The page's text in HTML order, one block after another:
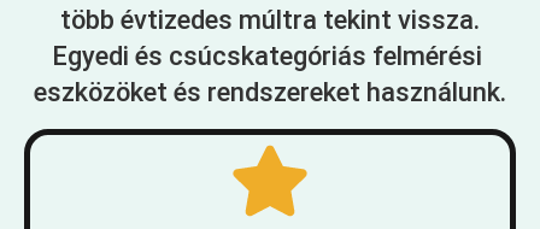
több évtizedes múltra tekint vissza.
Egyedi és csúcskategóriás felmérési
eszközöket és rendszereket használunk.